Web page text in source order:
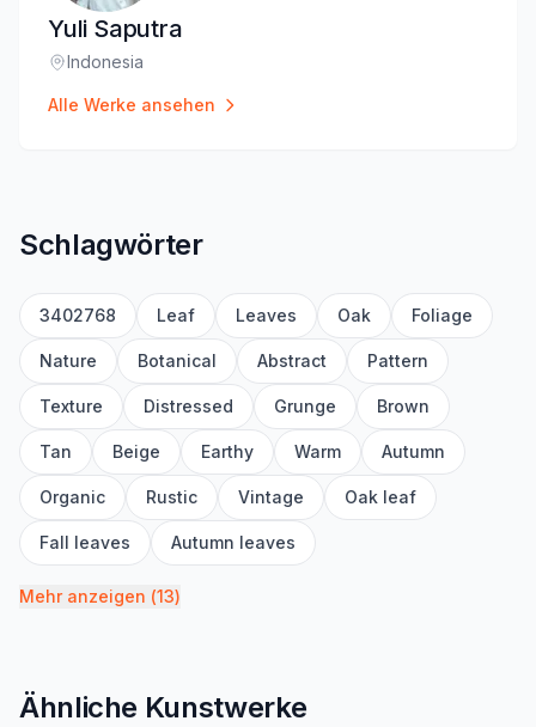
Yuli Saputra
Standort:
Indonesia
Alle Werke ansehen
Schlagwörter
3402768 Leaf Leaves Oak Foliage
Nature Botanical Abstract Pattern
Texture Distressed Grunge Brown
Tan Beige Earthy Warm Autumn
Organic Rustic Vintage Oak leaf
Fall leaves Autumn leaves
Mehr anzeigen (13)
Ähnliche Kunstwerke